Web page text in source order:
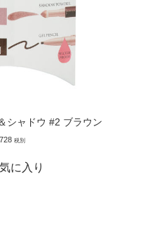
シャドウ #2 ブラウン
税別
に入り